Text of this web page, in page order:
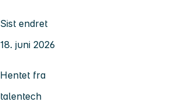
Sist endret
18. juni 2026
Hentet fra
talentech